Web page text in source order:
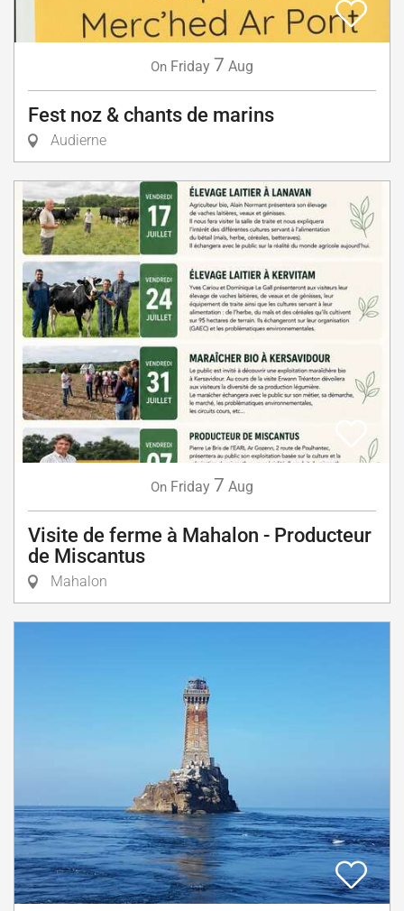
On Friday 7 Aug
Fest noz & chants de marins
Audierne
On Friday 7 Aug
Visite de ferme à Mahalon - Producteur
de Miscantus
Mahalon